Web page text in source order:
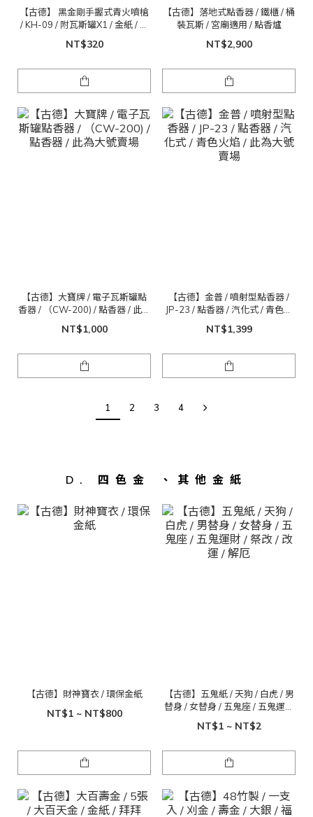
【古德】 黑金剛手握式青火噴槍
/ KH-09 / 附瓦斯罐X1 / 金紙 / 拜
拜 / 烤肉
NT$320
【古德】落地式點香器 / 鐵櫃 / 桶
裝瓦斯 / 宮廟適用 / 點香爐
NT$2,900
【古德】大寶牌 / 電子瓦斯罐點
香器 / （CW-200) / 點香器 / 此為
大號賣場
NT$1,000
【古德】金普 / 噴射型點香器 /
JP-23 / 點香器 / 汽化式 / 青色火
焰 / 此為大號賣場
NT$1,399
1 2 3 4
D. 四色金 、其他金紙
【古德】財神寶衣 / 環保金紙
NT$1 ~ NT$800
【古德】五鬼紙 / 天狗 / 白虎 / 男
替身 / 女替身 / 五鬼座 / 五鬼運財
/ 祭改 / 改運 / 解厄
NT$1 ~ NT$2